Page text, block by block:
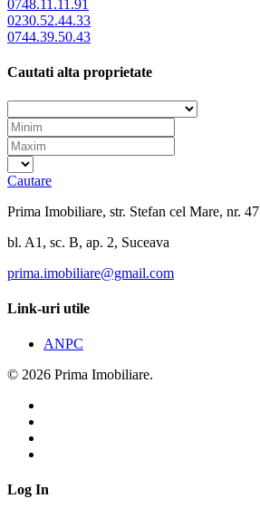
0748.11.11.91
0230.52.44.33
0744.39.50.43
Cautati alta proprietate
Cautare
Prima Imobiliare, str. Stefan cel Mare, nr. 47
bl. A1, sc. B, ap. 2, Suceava
prima.imobiliare@gmail.com
Link-uri utile
ANPC
© 2026 Prima Imobiliare.
Log In